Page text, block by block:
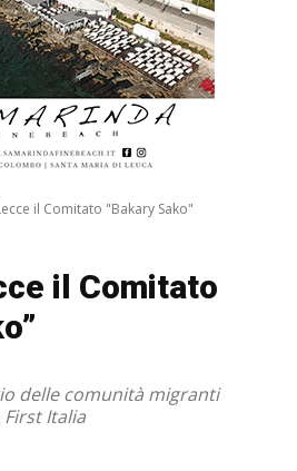
il Comitato "Bakary Sako"
il Comitato
delle comunità migranti
Italia